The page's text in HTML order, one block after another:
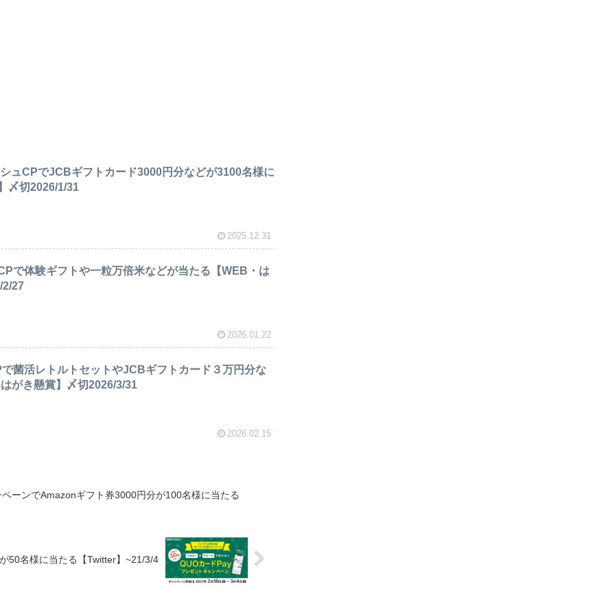
ュCPでJCBギフトカード3000円分などが3100名様に
〆切2026/1/31
2025.12.31
で体験ギフトや一粒万倍米などが当たる【WEB・は
2/27
2026.01.22
菌活レトルトセットやJCBギフトカード３万円分な
がき懸賞】〆切2026/3/31
2026.02.15
ーンでAmazonギフト券3000円分が100名様に当たる
50名様に当たる【Twitter】~21/3/4